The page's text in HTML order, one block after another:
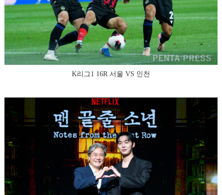
K리그1 16R 서울 VS 인천